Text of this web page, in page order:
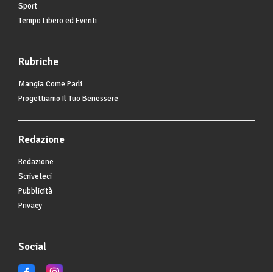
Sport
Tempo Libero ed Eventi
Rubriche
Mangia Come Parli
Progettiamo Il Tuo Benessere
Redazione
Redazione
Scriveteci
Pubblicità
Privacy
Social